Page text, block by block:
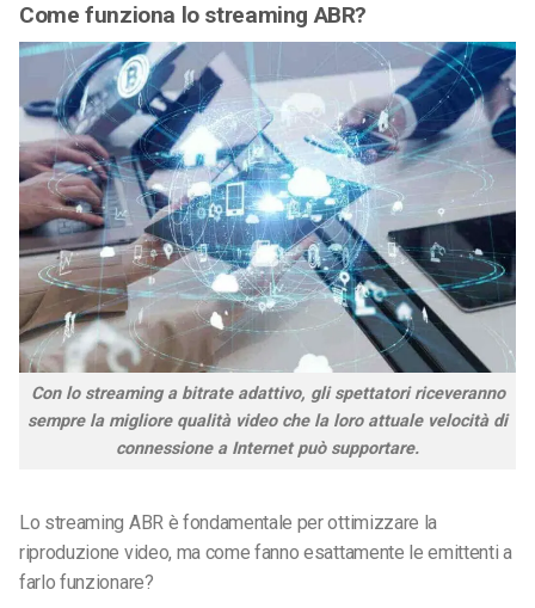
Come funziona lo streaming ABR?
Con lo streaming a bitrate adattivo, gli spettatori riceveranno
sempre la migliore qualità video che la loro attuale velocità di
connessione a Internet può supportare.
Lo streaming ABR è fondamentale per ottimizzare la
riproduzione video, ma come fanno esattamente le emittenti a
farlo funzionare?